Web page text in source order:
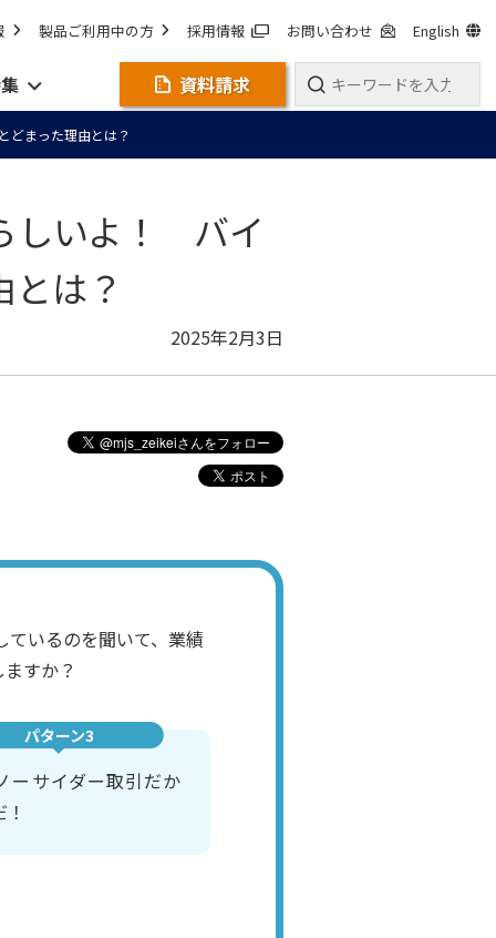
製品ご利用中の方 採用情報 お問い合わせ English
資料請求
どまった理由とは？
しいよ！ バイ
は？
2025年2月3日
ているのを聞いて、業績
すか？
パターン3
ーサイダー取引だか